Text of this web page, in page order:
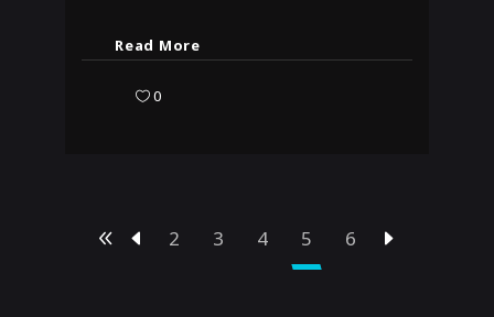
Read More
0
2 3 4 5 6